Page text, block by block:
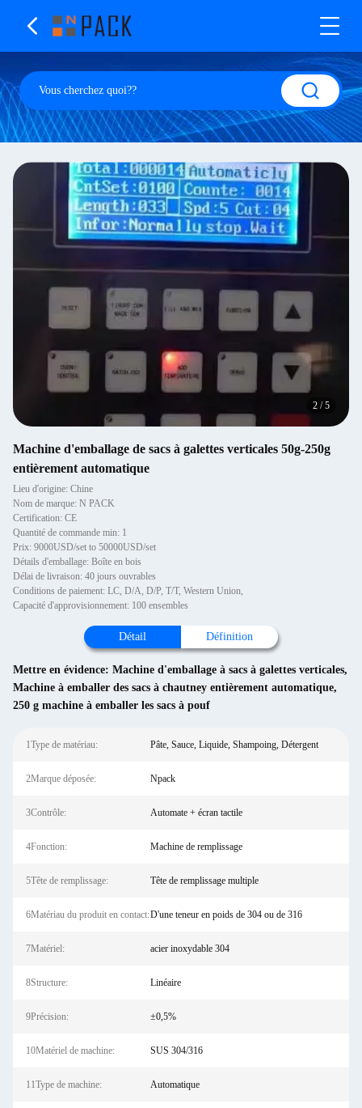
2 /5
Machine d'emballage de sacs à galettes verticales 50g-250g
entièrement automatique
Lieu d'origine: Chine
Nom de marque: N PACK
Certification: CE
Quantité de commande min: 1
Prix: 9000USD/set to 50000USD/set
Détails d'emballage: Boîte en bois
Délai de livraison: 40 jours ouvrables
Conditions de paiement: LC, D/A, D/P, T/T, Western Union,
Capacité d'approvisionnement: 100 ensembles
Détail Définition
Mettre en évidence: Machine d'emballage à sacs à galettes verticales,
Machine à emballer des sacs à chautney entièrement automatique,
250 g machine à emballer les sacs à pouf
1Type de matériau: Pâte, Sauce, Liquide, Shampoing, Détergent
2Marque déposée: Npack
3Contrôle: Automate + écran tactile
4Fonction: Machine de remplissage
5Tête de remplissage: Tête de remplissage multiple
6Matériau du produit en contact:D'une teneur en poids de 304 ou de 316
7Matériel: acier inoxydable 304
8Structure: Linéaire
9Précision: ±0,5%
10Matériel de machine: SUS 304/316
11Type de machine: Automatique